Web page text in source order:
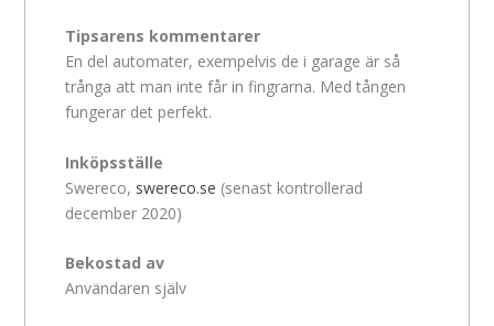
Tipsarens kommentarer
En del automater, exempelvis de i garage är så
trånga att man inte får in fingrarna. Med tången
fungerar det perfekt.
Inköpsställe
Swereco, swereco.se (senast kontrollerad
december 2020)
Bekostad av
Användaren själv